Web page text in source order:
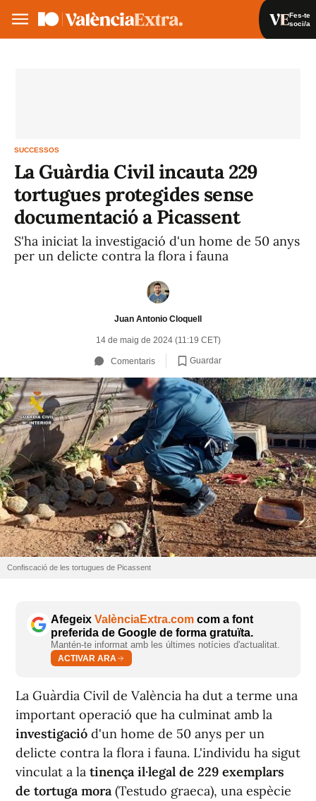
Fes-te
soci/a
SUCCESSOS
La Guàrdia Civil incauta 229
tortugues protegides sense
documentació a Picassent
S'ha iniciat la investigació d'un home de 50 anys
per un delicte contra la flora i fauna
Juan Antonio Cloquell
14 de maig de 2024 (11:19 CET)
Comentaris Guardar
Confiscació de les tortugues de Picassent
Afegeix ValènciaExtra.com com a font
preferida de Google de forma gratuïta.
Mantén-te informat amb les últimes notícies d'actualitat.
ACTIVAR ARA
La Guàrdia Civil de València ha dut a terme una
important operació que ha culminat amb la
investigació d'un home de 50 anys per un
delicte contra la flora i fauna. L'individu ha sigut
vinculat a la tinença il·legal de 229 exemplars
de tortuga mora (Testudo graeca), una espècie